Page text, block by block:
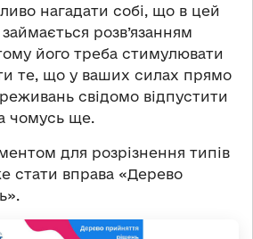
нагадати собі, що в цей
розв’язанням
його треба стимулювати
те, що у ваших силах прямо
свідомо відпустити
чомусь ще.
для розрізнення типів
стати вправа «Дерево